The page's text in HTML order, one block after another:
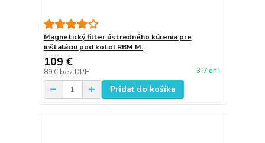
Magnetický filter ústredného kúrenia pre
inštaláciu pod kotol RBM M.
109 €
89 € bez DPH 3-7 dní
Pridať do košíka